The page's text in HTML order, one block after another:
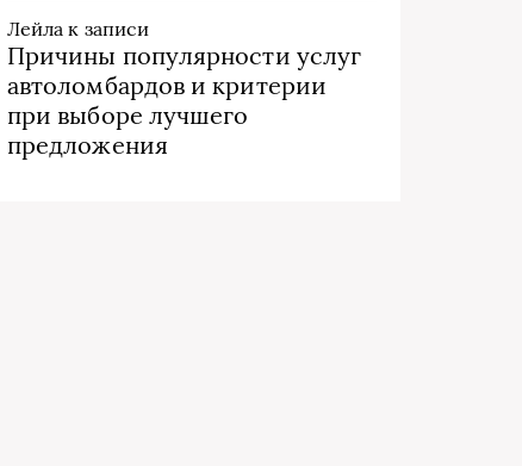
Лейла к записи
Причины популярности услуг
автоломбардов и критерии
при выборе лучшего
предложения